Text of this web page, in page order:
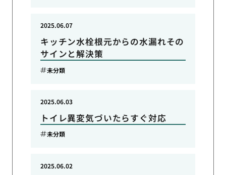
キッチン水栓根元からの水漏れその
サインと解決策
2025.06.07
未分類
トイレ異変気づいたらすぐ対応
2025.06.03
未分類
2025.06.02